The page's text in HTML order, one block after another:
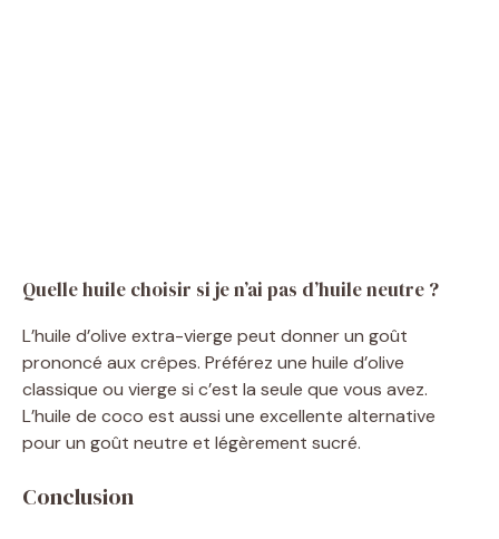
Quelle huile choisir si je n’ai pas d’huile neutre ?
L’huile d’olive extra-vierge peut donner un goût
prononcé aux crêpes. Préférez une huile d’olive
classique ou vierge si c’est la seule que vous avez.
L’huile de coco est aussi une excellente alternative
pour un goût neutre et légèrement sucré.
Conclusion